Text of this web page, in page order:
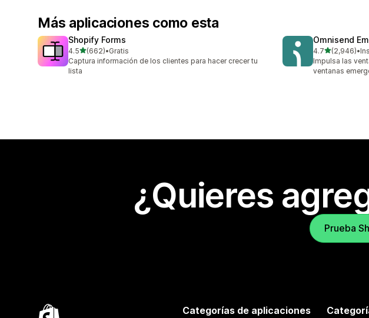
Más aplicaciones como esta
Shopify Forms
4.5de 5 estrellas
(662)
662 reseñas en total
•Gratis
Captura información de los clientes para hacer crecer tu
lista
Omnisend
4.7de 5 estrellas
(2,946)
2946 reseñas
•
Impulsa las
ventanas
¿Quieres
Prueba
Categorías de aplicaciones